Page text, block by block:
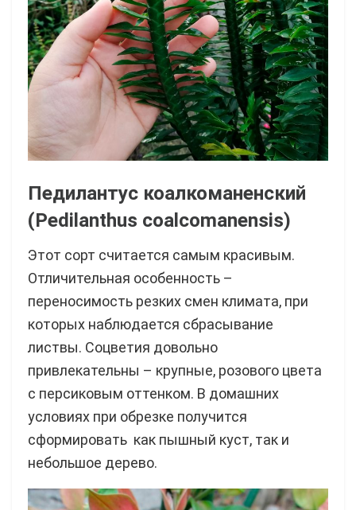
Педилантус коалкоманенский
(Pedilanthus coalcomanensis)
Этот сорт считается самым красивым.
Отличительная особенность –
переносимость резких смен климата, при
которых наблюдается сбрасывание
листвы. Соцветия довольно
привлекательны – крупные, розового цвета
с персиковым оттенком. В домашних
условиях при обрезке получится
сформировать как пышный куст, так и
небольшое дерево.